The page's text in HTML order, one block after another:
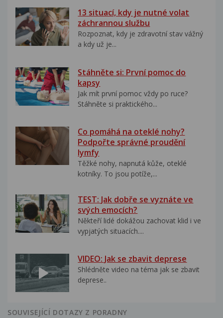
13 situací, kdy je nutné volat
záchrannou službu
Rozpoznat, kdy je zdravotní stav vážný
a kdy už je...
Stáhněte si: První pomoc do
kapsy
Jak mít první pomoc vždy po ruce?
Stáhněte si praktického...
Co pomáhá na oteklé nohy?
Podpořte správné proudění
lymfy
Těžké nohy, napnutá kůže, oteklé
kotníky. To jsou potíže,...
TEST: Jak dobře se vyznáte ve
svých emocích?
Někteří lidé dokážou zachovat klid i ve
vypjatých situacích....
VIDEO: Jak se zbavit deprese
Shlédněte video na téma jak se zbavit
deprese..
SOUVISEJÍCÍ DOTAZY Z PORADNY